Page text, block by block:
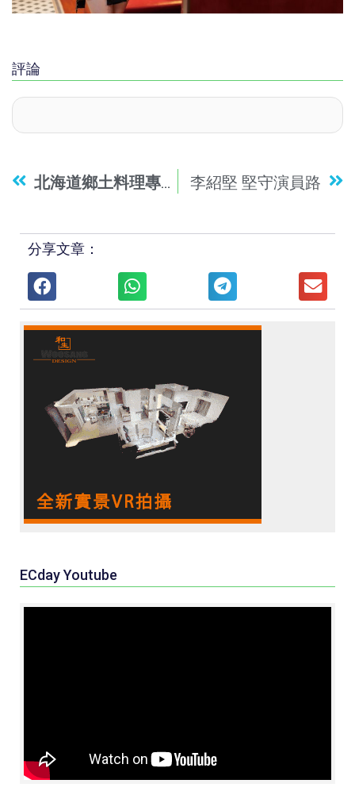
評論
北海道鄉土料理專門店「帯広 はげ天」年度
李紹堅 堅守演員路
分享文章：
ECday Youtube